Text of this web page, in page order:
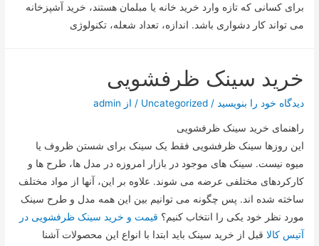
برای کسانی که تازه وارد خرید خانه یا مبلمان هستند، خرید آشپزخانه
می تواند کار دشواری باشد. اندازه، تعداد شعله، تکنولوژی
خرید سینک ظرفشویی
دیدگاه‌ خود را بنویسید /
Uncategorized / از admin
راهنمای خرید سینک ظرفشویی
این روزها سینک ظرفشویی فقط یک سینک برای شستن ظروف یا
میوه نیست. سینک های موجود در بازار امروزه در مدل ها، طرح ها و
کارکردهای مختلفی عرضه می شوند. علاوه بر این، آنها از مواد مختلف
ساخته شده اند. پس چگونه می توانیم بین این همه مدل و طرح سینک
مورد نظر خود یکی را انتخاب کنیم؟ قیمت و خرید سینک ظرفشویی در
آتیس کالا قبل از خرید سینک باید ابتدا با انواع این محصولات آشنا